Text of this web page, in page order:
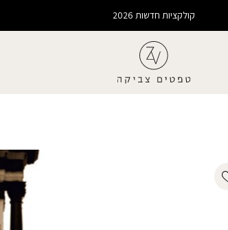
קולקציות חדשות 2026
Add wishlist